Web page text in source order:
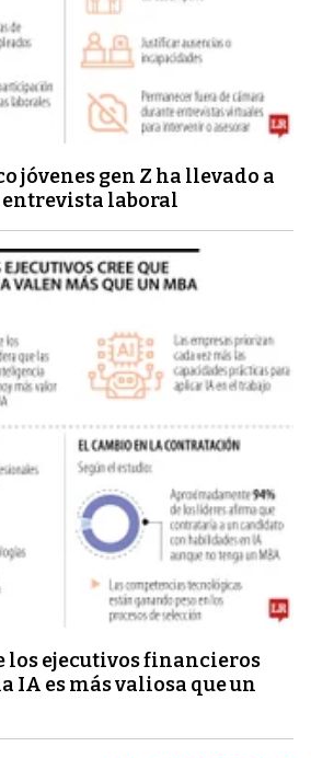
jóvenes gen Z ha llevado a
entrevista laboral
los ejecutivos financieros
IA es más valiosa que un